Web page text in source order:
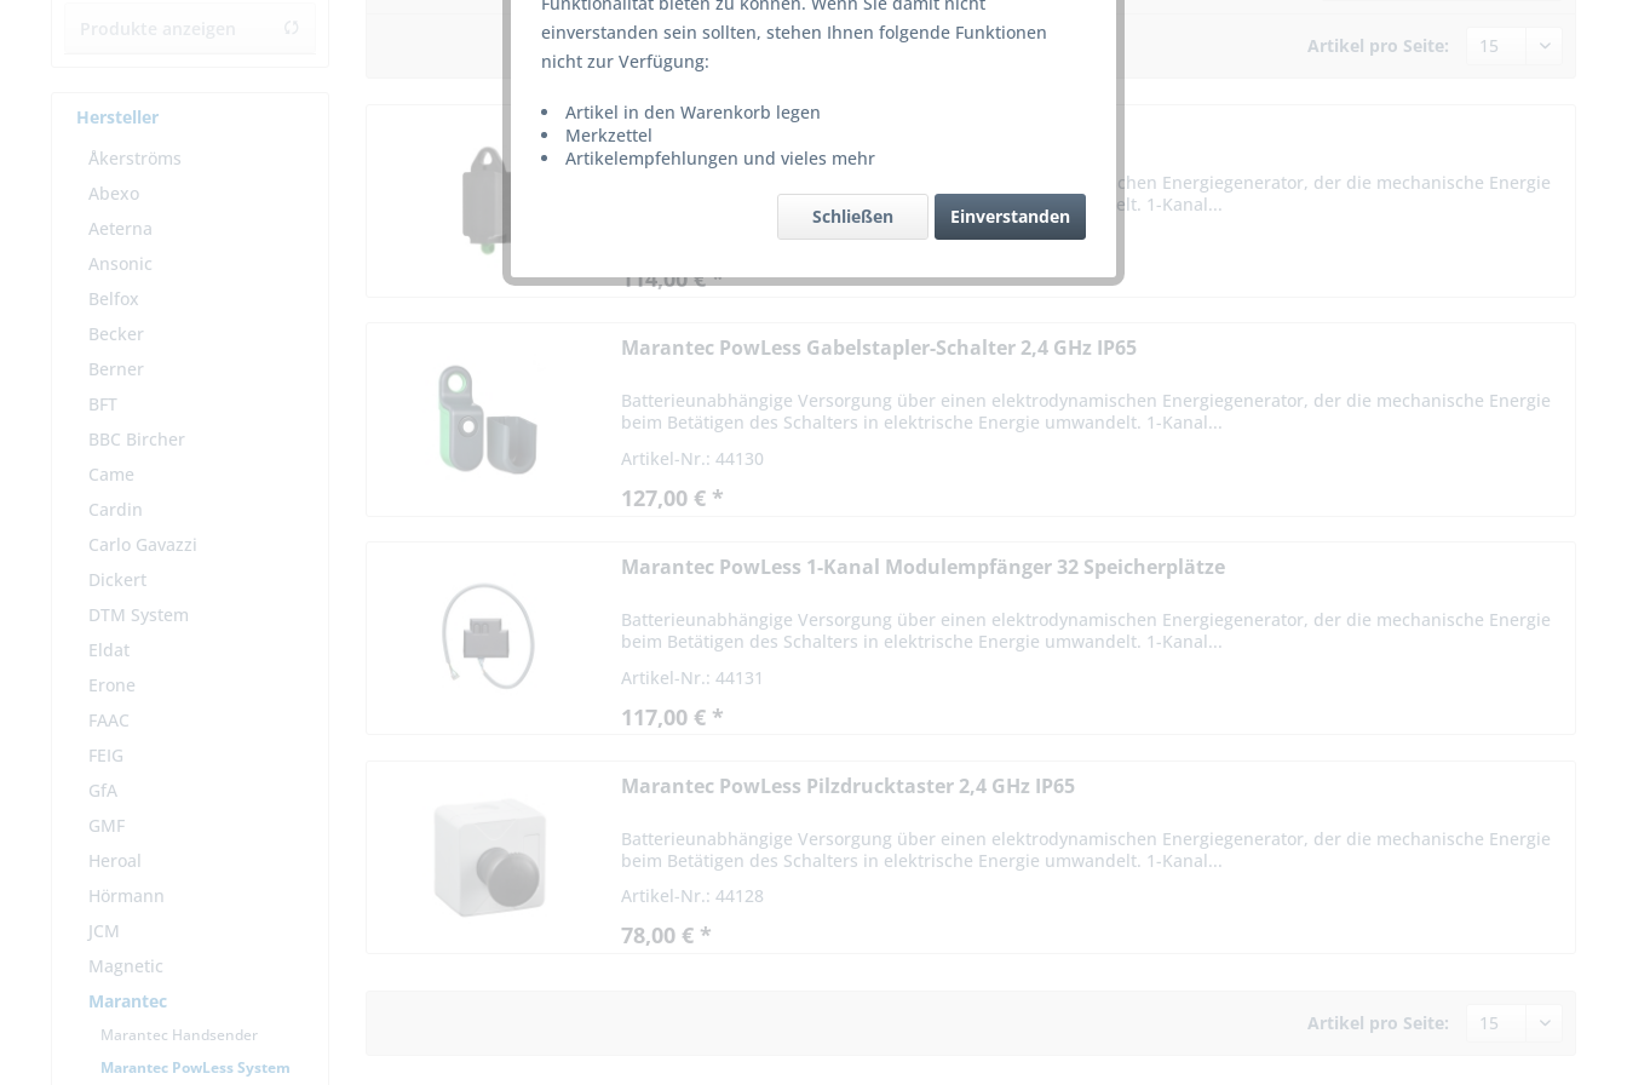
Hersteller
Åkerströms
Abexo
Aeterna
Ansonic
Belfox
Becker
Berner
BFT
BBC Bircher
Came
Cardin
Carlo Gavazzi
Dickert
DTM System
Eldat
Erone
FAAC
FEIG
GfA
GMF
Heroal
Hörmann
JCM
Magnetic
Marantec
Marantec Handsender
Marantec PowLess System
Artikel pro Seite:
Marantec PowLess Deckenzugschalter 2,4 GHz IP65
Batterieunabhängige Versorgung über einen elektrodynamischen Energiegenerator, der die mechanische Energie
beim Betätigen des Schalters in elektrische Energie umwandelt. 1-Kanal...
114,00 € *
Marantec PowLess Gabelstapler-Schalter 2,4 GHz IP65
Batterieunabhängige Versorgung über einen elektrodynamischen Energiegenerator, der die mechanische Energie
beim Betätigen des Schalters in elektrische Energie umwandelt. 1-Kanal...
Artikel-Nr.: 44130
127,00 € *
Marantec PowLess 1-Kanal Modulempfänger 32 Speicherplätze
Batterieunabhängige Versorgung über einen elektrodynamischen Energiegenerator, der die mechanische Energie
beim Betätigen des Schalters in elektrische Energie umwandelt. 1-Kanal...
Artikel-Nr.: 44131
117,00 € *
Marantec PowLess Pilzdrucktaster 2,4 GHz IP65
Batterieunabhängige Versorgung über einen elektrodynamischen Energiegenerator, der die mechanische Energie
beim Betätigen des Schalters in elektrische Energie umwandelt. 1-Kanal...
Artikel-Nr.: 44128
78,00 € *
Artikel pro Seite:
einverstanden sein sollten, stehen Ihnen folgende Funktionen
nicht zur Verfügung:
Artikel in den Warenkorb legen
Merkzettel
Artikelempfehlungen und vieles mehr
Einverstanden
Schließen